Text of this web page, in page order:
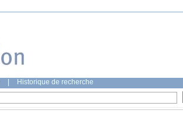
Historique de recherche